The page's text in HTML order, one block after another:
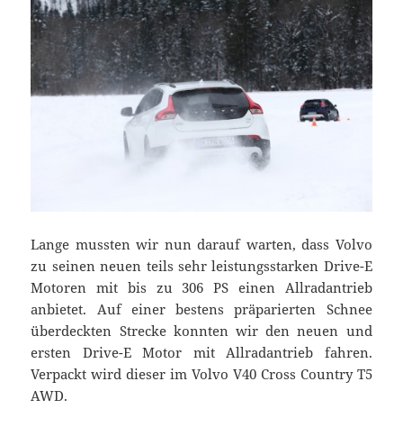
Lange mussten wir nun darauf warten, dass Volvo
zu seinen neuen teils sehr leistungsstarken Drive-E
Motoren mit bis zu 306 PS einen Allradantrieb
anbietet. Auf einer bestens präparierten Schnee
überdeckten Strecke konnten wir den neuen und
ersten Drive-E Motor mit Allradantrieb fahren.
Verpackt wird dieser im Volvo V40 Cross Country T5
AWD.